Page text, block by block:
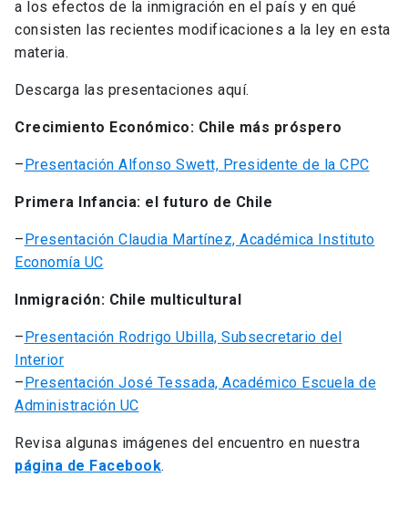
a los efectos de la inmigración en el país y en qué
consisten las recientes modificaciones a la ley en esta
materia.
Descarga las presentaciones aquí.
Crecimiento Económico: Chile más próspero
–Presentación Alfonso Swett, Presidente de la CPC
Primera Infancia: el futuro de Chile
–Presentación Claudia Martínez, Académica Instituto
Economía UC
Inmigración: Chile multicultural
–Presentación Rodrigo Ubilla, Subsecretario del
Interior
–Presentación José Tessada, Académico Escuela de
Administración UC
Revisa algunas imágenes del encuentro en nuestra
página de Facebook.